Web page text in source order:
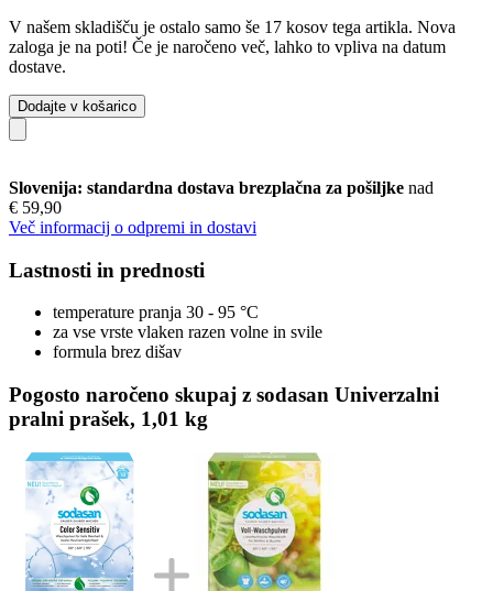
V našem skladišču je ostalo samo še 17 kosov tega artikla. Nova
zaloga je na poti! Če je naročeno več, lahko to vpliva na datum
dostave.
Dodajte v košarico
Slovenija: standardna dostava brezplačna za pošiljke nad
€ 59,90
Več informacij o odpremi in dostavi
Lastnosti in prednosti
temperature pranja 30 - 95 °C
za vse vrste vlaken razen volne in svile
formula brez dišav
Pogosto naročeno skupaj z sodasan Univerzalni
pralni prašek, 1,01 kg